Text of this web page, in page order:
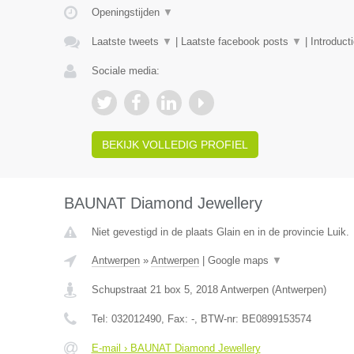
Openingstijden ▼
Laatste tweets ▼ Laatste facebook posts ▼
Sociale media:
BEKIJK VOLLEDIG PROFIEL
BAUNAT Diamond Jewellery
Niet gevestigd in de plaats Glain en in de provincie Luik.
Antwerpen» Antwerpen| Google maps ▼
Schupstraat 21 box 5, 2018 Antwerpen(Antwerpen)
Tel: 032012490, Fax: -, BTW-nr: BE0899153574
E-mail › BAUNAT Diamond Jewellery